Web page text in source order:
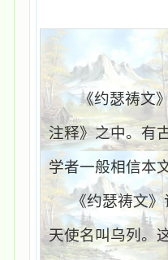
《约瑟祷文
注释》之中。有
学者一般相信本
《约瑟祷文
天使名叫乌列。